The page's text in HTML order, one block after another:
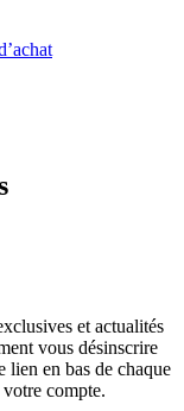
et actualités
vous désinscrire
lien en bas de chaque
compte.